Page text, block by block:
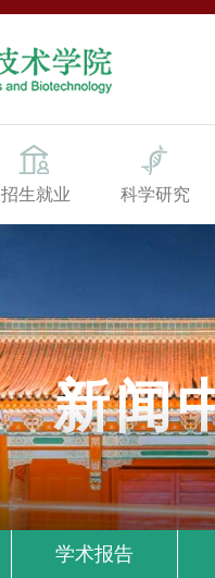
招生就业 科学研究
新闻
学术报告